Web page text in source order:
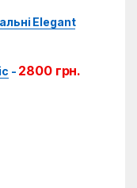
Elegant
- 2800 грн.